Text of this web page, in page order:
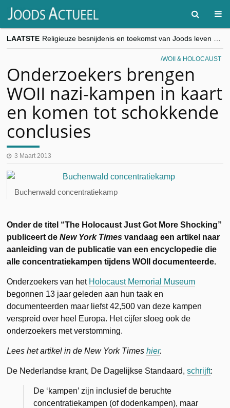
LAATSTE
“Besnijdenisdebat toont hoe moeilijk seculiere Westen minderheden begrijpt”, Jinnih Beels (Vooruit)
CITYTRIP | ROEMENIË – Boekarest: de verrassing van Oost-Europa
WOII & HOLOCAUST
Onderzoekers brengen
WOII nazi-kampen in kaart
en komen tot schokkende
conclusies
3 Maart 2013
Buchenwald concentratiekamp
Onder de titel “The Holocaust Just Got More Shocking”
publiceert de New York Times vandaag een artikel naar
aanleiding van de publicatie van een encyclopedie die
alle concentratiekampen tijdens WOII documenteerde.
Onderzoekers van het Holocaust Memorial Museum
begonnen 13 jaar geleden aan hun taak en
documenteerden maar liefst 42,500 van deze kampen
verspreid over heel Europa. Het cijfer sloeg ook de
onderzoekers met verstomming.
Lees het artikel in de New York Timeshier.
De Nederlandse krant, De Dagelijkse Standaard,schrijft:
De ‘kampen’ zijn inclusief de beruchte
concentratiekampen (of dodenkampen), maar